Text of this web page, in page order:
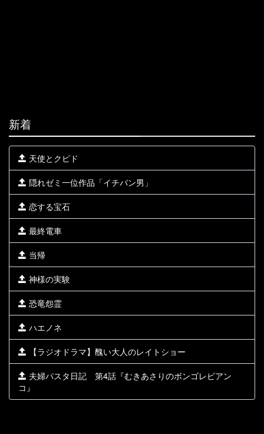
新着
天使とクピド
隠れゼミ一位作品「イチバン男」
恋する宝石
最終電車
当帰
神様の実験
恐竜怨霊
ハエノネ
【ラジオドラマ】醜い大人のレイトショー
夫婦パスタ日記 第4話『むきあさりのボンゴレビアン
コ』